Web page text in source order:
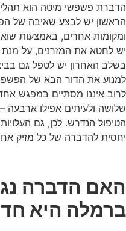
הדברת פשפשי מיטה הוא
הראשון יש לבצע שאיבה של
ומקומות אחרים, באמצעות
יש לחטא את המזרנים, על
בשלב האחרון יש לטפל גם
למנוע את הדור הבא של
לרוב איננו מסתיים במפגש
שלושה ולעיתים אפילו ארבעה
הטיפול הנדרש. לכן, גם
יחסית להדברה של כל מזיק
האם הדברה
ברמלה היא